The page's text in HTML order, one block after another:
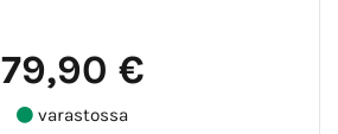
79,90 €
varastossa